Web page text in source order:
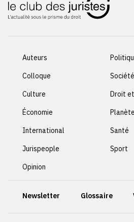
Auteurs
Colloque
Culture
Économie
International
Jurispeople
Opinion
Société
Droit
Planète
Santé
Sport
Newsletter Glossaire